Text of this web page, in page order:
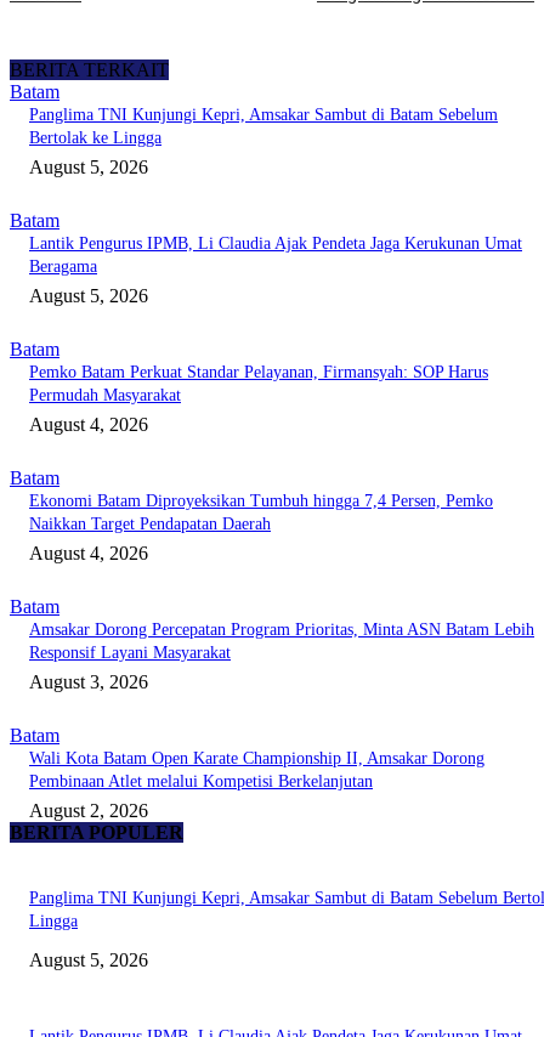
BERITA TERKAIT
Batam
Panglima TNI Kunjungi Kepri, Amsakar Sambut di Batam Sebelum
Bertolak ke Lingga
August 5, 2026
Batam
Lantik Pengurus IPMB, Li Claudia Ajak Pendeta Jaga Kerukunan Umat
Beragama
August 5, 2026
Batam
Pemko Batam Perkuat Standar Pelayanan, Firmansyah: SOP Harus
Permudah Masyarakat
August 4, 2026
Batam
Ekonomi Batam Diproyeksikan Tumbuh hingga 7,4 Persen, Pemko
Naikkan Target Pendapatan Daerah
August 4, 2026
Batam
Amsakar Dorong Percepatan Program Prioritas, Minta ASN Batam Lebih
Responsif Layani Masyarakat
August 3, 2026
Batam
Wali Kota Batam Open Karate Championship II, Amsakar Dorong
Pembinaan Atlet melalui Kompetisi Berkelanjutan
August 2, 2026
BERITA POPULER
Panglima TNI Kunjungi Kepri, Amsakar Sambut di Batam Sebelum
Lingga
August 5, 2026